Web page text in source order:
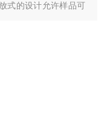
式的设计允许样品可
曲线。